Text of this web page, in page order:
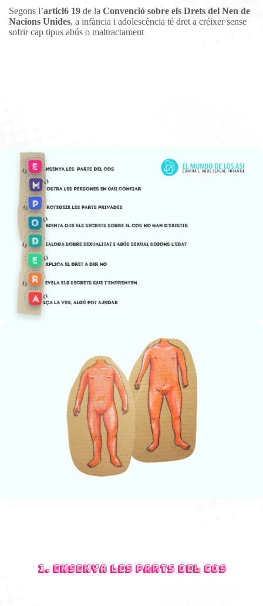
Segons l’articl6 19 de la Convenció sobre els Drets del Nen de
Nacions Unides, a infància i adolescència té dret a créixer sense
sofrir cap tipus abús o maltractament
1. Ensenya les parts del cos